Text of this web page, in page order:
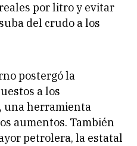
por litro y evitar
del crudo a los
postergó la
a los
una herramienta
aumentos. También
petrolera, la estatal